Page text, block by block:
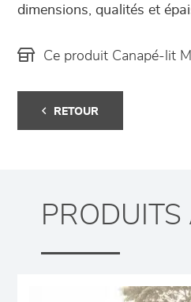
dimensions, qualités et
Ce produit Canapé-lit
RETOUR
PRODUITS